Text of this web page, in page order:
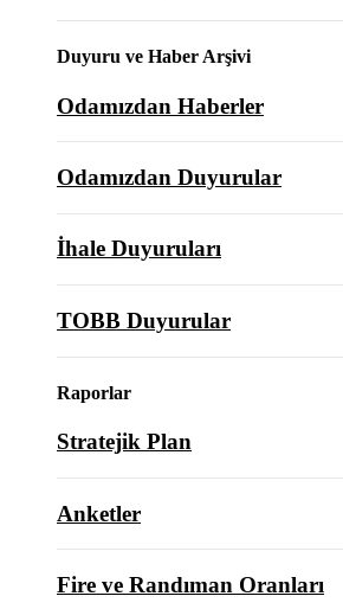
Duyuru ve Haber Arşivi
Odamızdan Haberler
Odamızdan Duyurular
İhale Duyuruları
TOBB Duyurular
Raporlar
Stratejik Plan
Anketler
Fire ve Randıman Oranları